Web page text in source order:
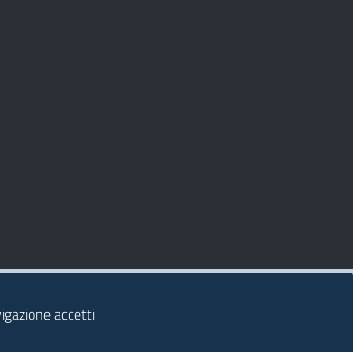
accetti